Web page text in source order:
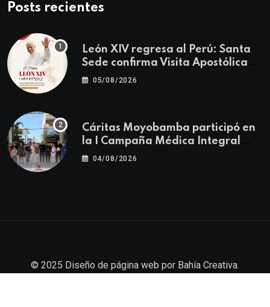
Posts recientes
León XIV regresa al Perú: Santa
Sede confirma Visita Apostólica
del 11 al 17 de noviembre
05/08/2026
Cáritas Moyobamba participó en
la I Campaña Médica Integral
Gratuita llevando salud y
04/08/2026
© 2025 Diseño de página web por Bahía Creativa.